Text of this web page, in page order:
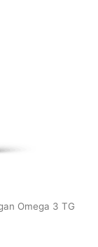
Omega 3 TG